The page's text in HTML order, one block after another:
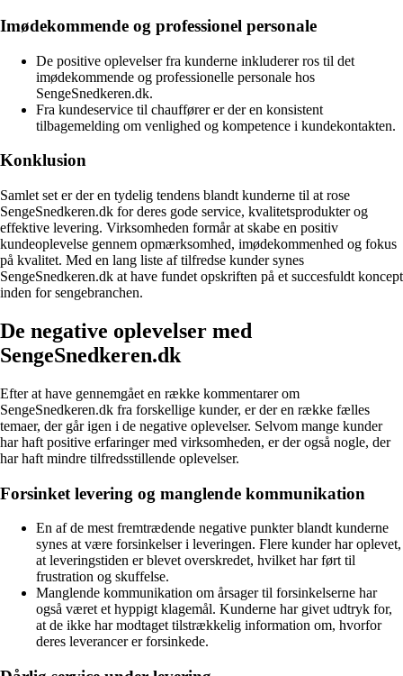
Imødekommende og professionel personale
De positive oplevelser fra kunderne inkluderer ros til det
imødekommende og professionelle personale hos
SengeSnedkeren.dk.
Fra kundeservice til chauffører er der en konsistent
tilbagemelding om venlighed og kompetence i kundekontakten.
Konklusion
Samlet set er der en tydelig tendens blandt kunderne til at rose
SengeSnedkeren.dk for deres gode service, kvalitetsprodukter og
effektive levering. Virksomheden formår at skabe en positiv
kundeoplevelse gennem opmærksomhed, imødekommenhed og fokus
på kvalitet. Med en lang liste af tilfredse kunder synes
SengeSnedkeren.dk at have fundet opskriften på et succesfuldt koncept
inden for sengebranchen.
De negative oplevelser med
SengeSnedkeren.dk
Efter at have gennemgået en række kommentarer om
SengeSnedkeren.dk fra forskellige kunder, er der en række fælles
temaer, der går igen i de negative oplevelser. Selvom mange kunder
har haft positive erfaringer med virksomheden, er der også nogle, der
har haft mindre tilfredsstillende oplevelser.
Forsinket levering og manglende kommunikation
En af de mest fremtrædende negative punkter blandt kunderne
synes at være forsinkelser i leveringen. Flere kunder har oplevet,
at leveringstiden er blevet overskredet, hvilket har ført til
frustration og skuffelse.
Manglende kommunikation om årsager til forsinkelserne har
også været et hyppigt klagemål. Kunderne har givet udtryk for,
at de ikke har modtaget tilstrækkelig information om, hvorfor
deres leverancer er forsinkede.